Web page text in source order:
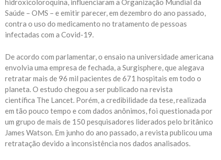
hidroxicoloroquina, influenciaram a Organização Mundial da
Saúde – OMS – e emitir parecer, em dezembro do ano passado,
contra o uso do medicamento no tratamento de pessoas
infectadas com a Covid-19.
De acordo com parlamentar, o ensaio na universidade americana
envolvia uma empresa de fechada, a Surgisphere, que alegava
retratar mais de 96 mil pacientes de 671 hospitais em todo o
planeta. O estudo chegou a ser publicado na revista
científica The Lancet. Porém, a credibilidade da tese, realizada
em tão pouco tempo e com dados anônimos, foi questionada por
um grupo de mais de 150 pesquisadores liderados pelo britânico
James Watson. Em junho do ano passado, a revista publicou uma
retratação devido a inconsistência nos dados analisados.